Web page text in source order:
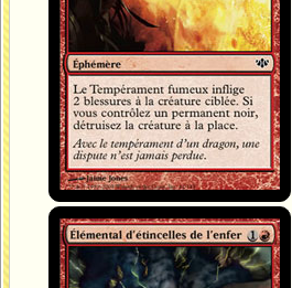
Élémental d'étincelles de l'enfer